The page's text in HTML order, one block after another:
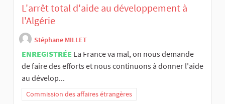
L'arrêt total d'aide au développement à
l'Algérie
Stéphane MILLET
ENREGISTRÉE La France va mal, on nous demande
de faire des efforts et nous continuons à donner l'aide
au dévelop...
Commission des affaires étrangères